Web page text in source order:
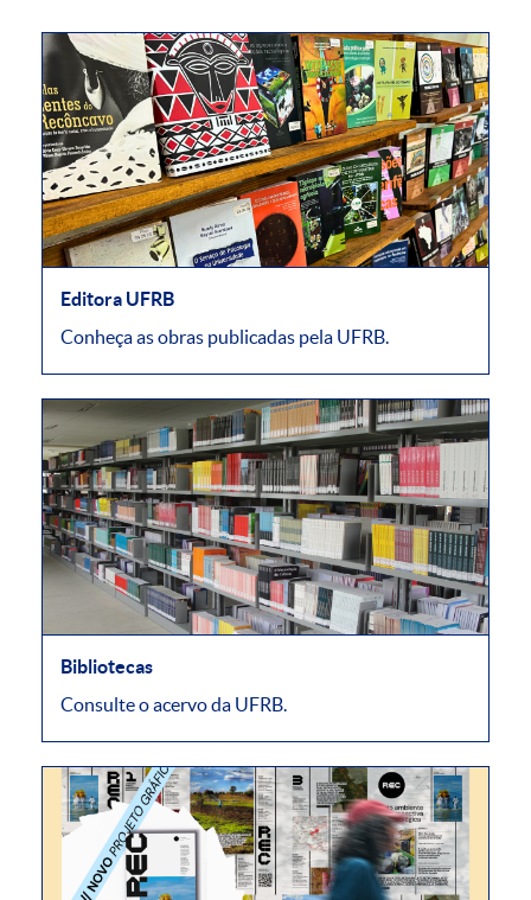
Editora UFRB
Conheça as obras publicadas pela UFRB.
Bibliotecas
Consulte o acervo da UFRB.